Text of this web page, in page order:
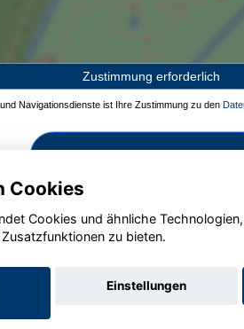
Zustimmung erforderlich
Navigationsdienste ist Ihre Zustimmung zu den
Cookies
Cookies und ähnliche
zu bieten.
Einstellungen